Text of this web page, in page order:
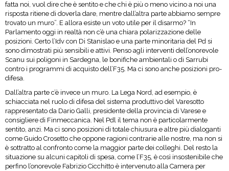
fatta noi, vuol dire che è sentito e che chi è più o meno vicino a noi una
risposta ritiene di doverla dare, mentre dall’altra parte abbiamo sempre
trovato un muro”. E allora esiste un voto utile per il disarmo? “In
Parlamento oggi in realtà non c’è una chiara polarizzazione delle
posizioni. Certo l’Idv con Di Stanislao e una parte minoritaria del Pd si
sono dimostrati più sensibili e attivi. Penso agli interventi dell’onorevole
Scanu sui poligoni in Sardegna, le bonifiche ambientali o di Sarrubi
contro i programmi di acquisto dell’F35. Ma ci sono anche posizioni pro-
difesa.
Dall’altra parte c’è invece un muro. La Lega Nord, ad esempio, è
schiacciata nel ruolo di difesa del sistema produttivo del Varesotto
rappresentato da Dario Galli, presidente della provincia di Varese e
consigliere di Finmeccanica. Nel Pdl il tema non è particolarmente
sentito, anzi. Ma ci sono posizioni di totale chiusura e altre più dialoganti
come Guido Crosetto che oppone ragioni contrarie alle nostre, ma non si
è sottratto al confronto come la maggior parte dei colleghi. Del resto la
situazione su alcuni capitoli di spesa, come l’F35, è così insostenibile che
perfino l’onorevole Fabrizio Cicchitto è intervenuto alla Camera per